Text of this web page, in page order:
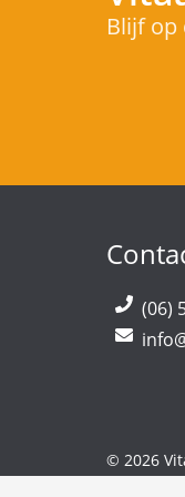
Blijf op
(06)
© 2026